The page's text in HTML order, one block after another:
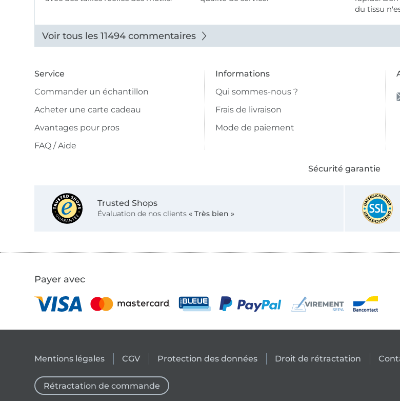
du tissu
Voir tous les 11494 commentaires
Service
Commander un échantillon
Acheter une carte cadeau
Avantages pour pros
FAQ / Aide
Informations
Qui sommes-nous ?
Frais de livraison
Mode de paiement
Sécurité garantie
Trusted Shops
Évaluation de nos clients « Très bien »
Payer avec
Mentions légales CGV Protection des données Droit de rétractation
Rétractation de commande